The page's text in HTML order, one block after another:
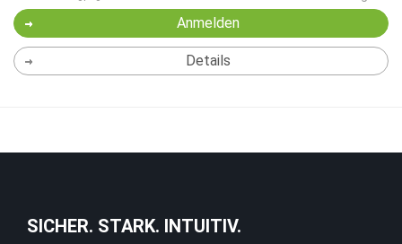
Anmelden
Details
SICHER. STARK. INTUITIV.